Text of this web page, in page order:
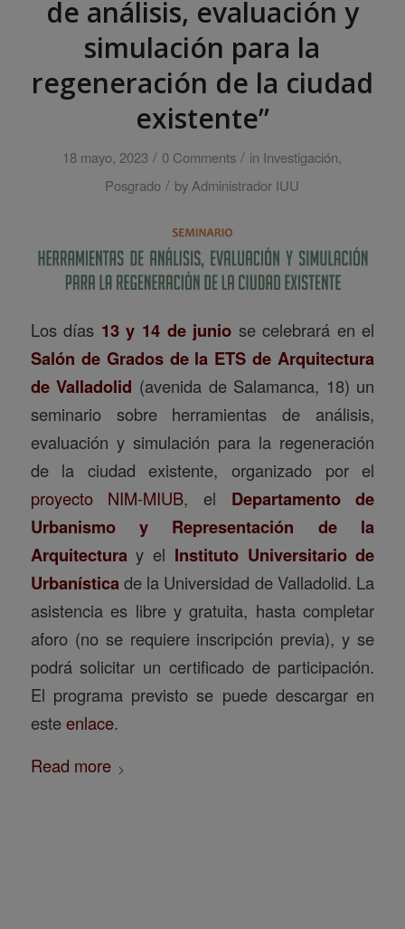
de análisis, evaluación y
simulación para la
regeneración de la ciudad
existente”
18 mayo, 2023 / 0 Comments / in Investigación,
Posgrado / by Administrador IUU
Los días 13 y 14 de junio se celebrará en el
Salón de Grados de la ETS de Arquitectura
de Valladolid (avenida de Salamanca, 18) un
seminario sobre herramientas de análisis,
evaluación y simulación para la regeneración
de la ciudad existente, organizado por el
proyecto NIM-MIUB, el Departamento de
Urbanismo y Representación de la
Arquitecturay el Instituto Universitario de
Urbanísticade la Universidad de Valladolid. La
asistencia es libre y gratuita, hasta completar
aforo (no se requiere inscripción previa), y se
podrá solicitar un certificado de participación.
El programa previsto se puede descargar en
esteenlace.
Read more